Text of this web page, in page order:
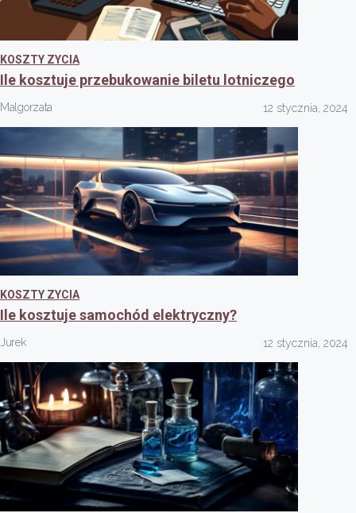
KOSZTY ZYCIA
Ile kosztuje przebukowanie biletu lotniczego
Malgorzata 12 stycznia, 2024
KOSZTY ZYCIA
Ile kosztuje samochód elektryczny?
Jurek 12 stycznia, 2024